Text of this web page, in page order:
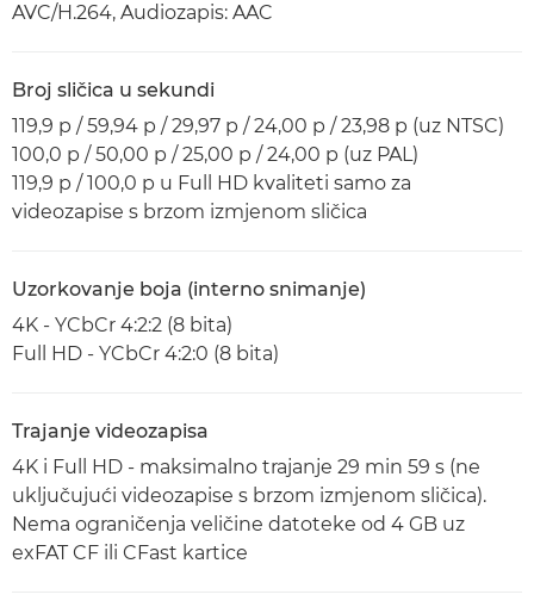
AVC/H.264, Audiozapis: AAC
Broj sličica u sekundi
119,9 p / 59,94 p / 29,97 p / 24,00 p / 23,98 p (uz NTSC)
100,0 p / 50,00 p / 25,00 p / 24,00 p (uz PAL)
119,9 p / 100,0 p u Full HD kvaliteti samo za
videozapise s brzom izmjenom sličica
Uzorkovanje boja (interno snimanje)
4K - YCbCr 4:2:2 (8 bita)
Full HD - YCbCr 4:2:0 (8 bita)
Trajanje videozapisa
4K i Full HD - maksimalno trajanje 29 min 59 s (ne
uključujući videozapise s brzom izmjenom sličica).
Nema ograničenja veličine datoteke od 4 GB uz
exFAT CF ili CFast kartice